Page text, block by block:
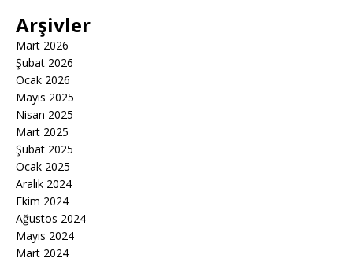
Arşivler
Mart 2026
Şubat 2026
Ocak 2026
Mayıs 2025
Nisan 2025
Mart 2025
Şubat 2025
Ocak 2025
Aralık 2024
Ekim 2024
Ağustos 2024
Mayıs 2024
Mart 2024